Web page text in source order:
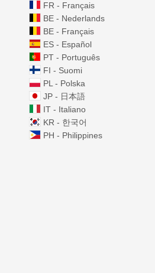
FR - Français
BE - Nederlands
BE - Français
ES - Español
PT - Português
FI - Suomi
PL - Polska
JP - 日本語
IT - Italiano
KR - 한국어
PH - Philippines